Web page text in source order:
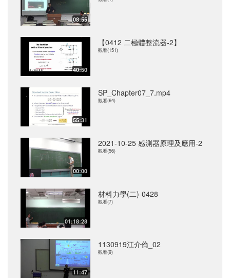
08:55
40:50
【0412 二極體整流器-2】
觀看(151)
55:31
SP_Chapter07_7.mp4
觀看(64)
00:00
2021-10-25 感測器原理及應用-2
觀看(56)
01:18:28
材料力學(二)-0428
觀看(7)
11:47
1130919江介倫_02
觀看(9)